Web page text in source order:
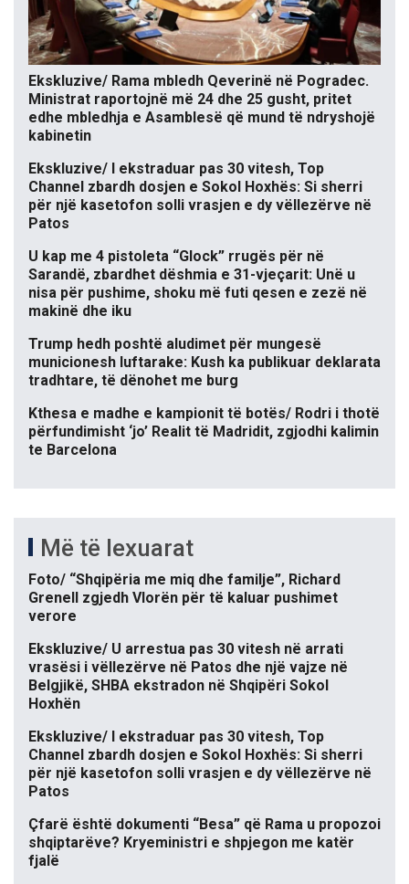
Ekskluzive/ Rama mbledh Qeverinë në Pogradec.
Ministrat raportojnë më 24 dhe 25 gusht, pritet
edhe mbledhja e Asamblesë që mund të ndryshojë
kabinetin
Ekskluzive/ I ekstraduar pas 30 vitesh, Top
Channel zbardh dosjen e Sokol Hoxhës: Si sherri
për një kasetofon solli vrasjen e dy vëllezërve në
Patos
U kap me 4 pistoleta “Glock” rrugës për në
Sarandë, zbardhet dëshmia e 31-vjeçarit: Unë u
nisa për pushime, shoku më futi qesen e zezë në
makinë dhe iku
Trump hedh poshtë aludimet për mungesë
municionesh luftarake: Kush ka publikuar deklarata
tradhtare, të dënohet me burg
Kthesa e madhe e kampionit të botës/ Rodri i thotë
përfundimisht ‘jo’ Realit të Madridit, zgjodhi kalimin
te Barcelona
Më të lexuarat
Foto/ “Shqipëria me miq dhe familje”, Richard
Grenell zgjedh Vlorën për të kaluar pushimet
verore
Ekskluzive/ U arrestua pas 30 vitesh në arrati
vrasësi i vëllezërve në Patos dhe një vajze në
Belgjikë, SHBA ekstradon në Shqipëri Sokol
Hoxhën
Ekskluzive/ I ekstraduar pas 30 vitesh, Top
Channel zbardh dosjen e Sokol Hoxhës: Si sherri
për një kasetofon solli vrasjen e dy vëllezërve në
Patos
Çfarë është dokumenti “Besa” që Rama u propozoi
shqiptarëve? Kryeministri e shpjegon me katër
fjalë